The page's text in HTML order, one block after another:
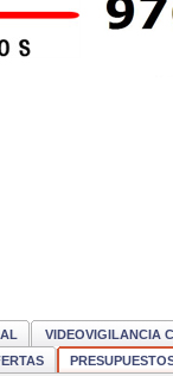
VIDEOVIGILANCIA